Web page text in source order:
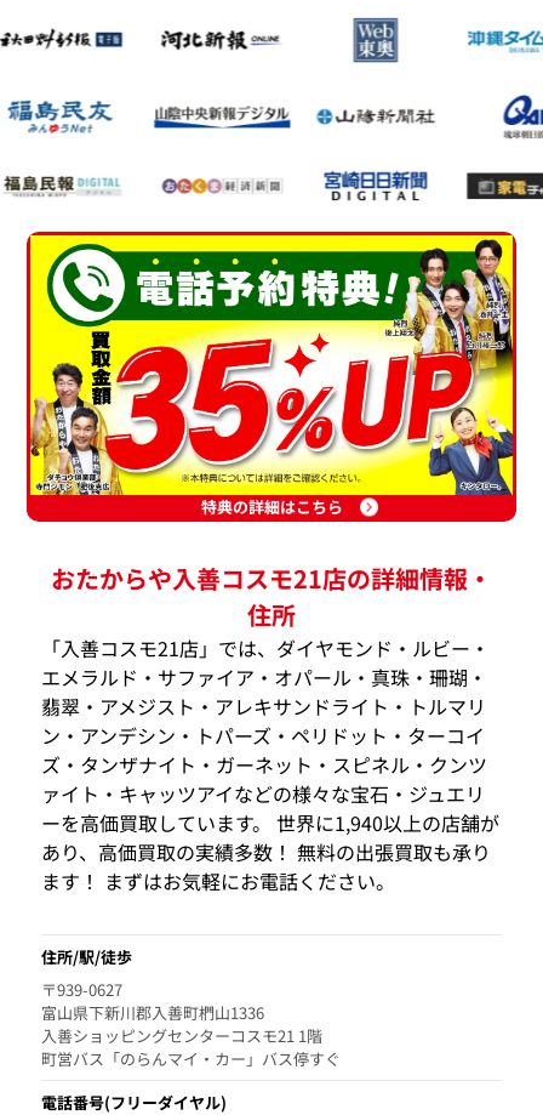
特典の詳細はこちら
おたからや入善コスモ21店の詳細情報・
住所
「入善コスモ21店」では、ダイヤモンド・ルビー・
エメラルド・サファイア・オパール・真珠・珊瑚・
翡翠・アメジスト・アレキサンドライト・トルマリ
ン・アンデシン・トパーズ・ペリドット・ターコイ
ズ・タンザナイト・ガーネット・スピネル・クンツ
ァイト・キャッツアイなどの様々な宝石・ジュエリ
ーを高価買取しています。 世界に1,940以上の店舗が
あり、高価買取の実績多数！ 無料の出張買取も承り
ます！ まずはお気軽にお電話ください。
住所/駅/徒歩
〒939-0627
富山県下新川郡入善町椚山1336
入善ショッピングセンターコスモ21 1階
町営バス「のらんマイ・カー」バス停すぐ
電話番号(フリーダイヤル)